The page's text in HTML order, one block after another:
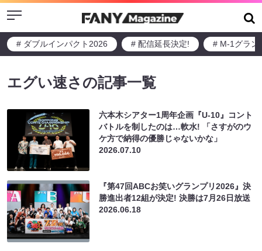
Menu
# ダブルインパクト2026 # 配信延長決定! # M-1グラン
エグい速さの記事一覧
六本木シアター1周年企画『U-10』コント
バトルを制したのは…軟水! 「さすがのウ
ケ方で納得の優勝じゃないかな」
2026.07.10
『第47回ABCお笑いグランプリ2026』決
勝進出者12組が決定! 決勝は7月26日放送
2026.06.18